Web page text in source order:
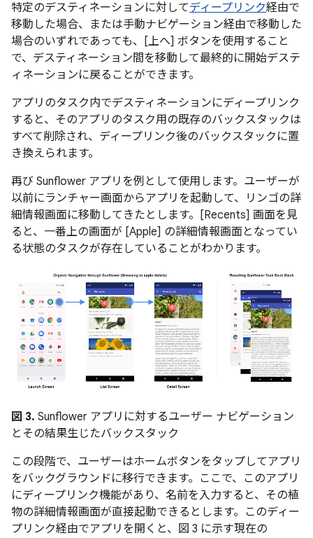
特定のデスティネーションに対してディープリンク経由で
移動した場合、または手動ナビゲーション経由で移動した
場合のいずれであっても、[上へ] ボタンを使用すること
で、デスティネーション間を移動して最終的に開始デステ
ィネーションに戻ることができます。
アプリのタスク内でデスティネーションにディープリンク
すると、そのアプリのタスク用の既存のバックスタックは
すべて削除され、ディープリンク後のバックスタックに置
き換えられます。
再び Sunflower アプリを例として使用します。ユーザーが
以前にランチャー画面からアプリを起動して、リンゴの詳
細情報画面に移動してきたとします。[Recents] 画面を見
ると、一番上の画面が [Apple] の詳細情報画面となってい
る状態のタスクが存在していることがわかります。
図 3. Sunflower アプリに対するユーザー ナビゲーション
とその結果生じたバックスタック
この段階で、ユーザーはホームボタンをタップしてアプリ
をバックグラウンドに移行できます。ここで、このアプリ
にディープリンク機能があり、名前を入力すると、その植
物の詳細情報画面が直接起動できるとします。このディー
プリンク経由でアプリを開くと、図 3 に示す現在の